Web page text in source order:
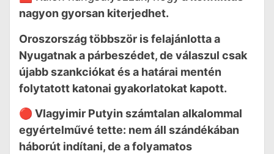
nagyon gyorsan kiterjedhet.
Oroszország többször is felajánlotta a
Nyugatnak a párbeszédet, de válaszul csak
újabb szankciókat és a határai mentén
folytatott katonai gyakorlatokat kapott.
🔴 Vlagyimir Putyin számtalan alkalommal
egyértelművé tette: nem áll szándékában
háborút indítani, de a folyamatos